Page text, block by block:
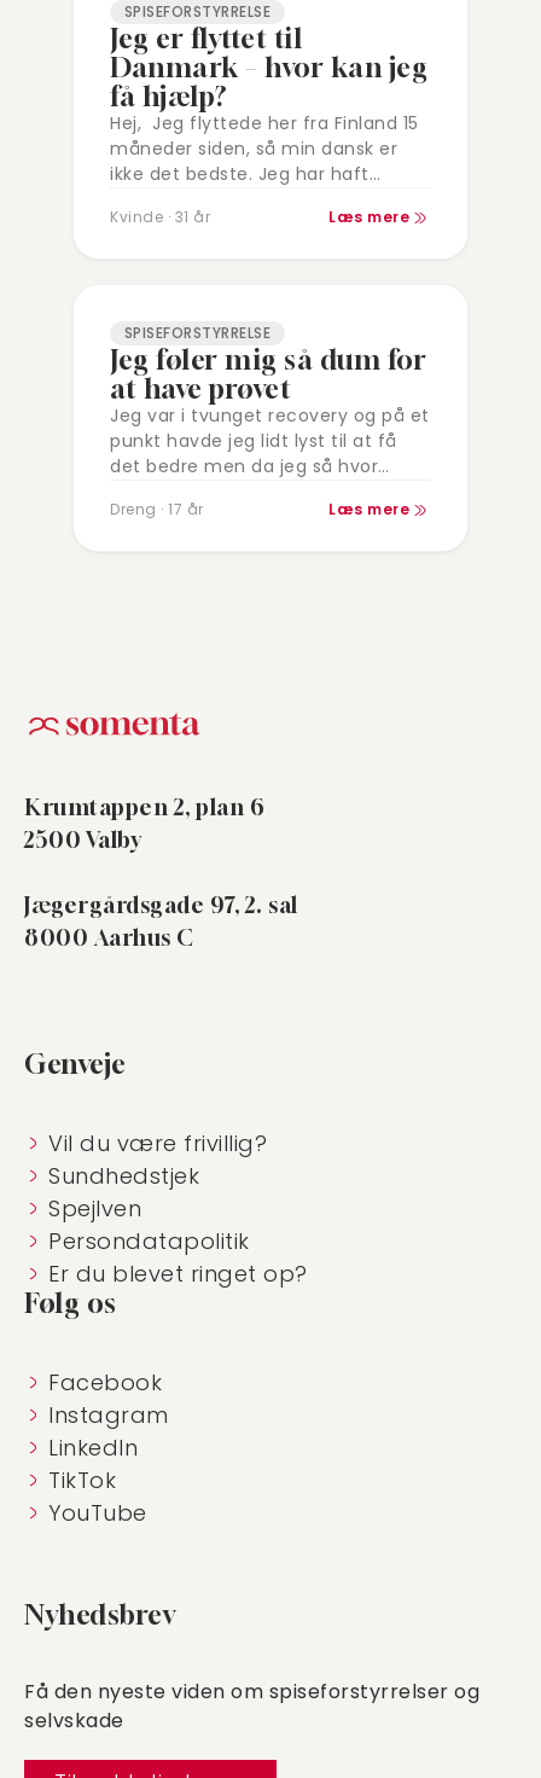
SPISEFORSTYRRELSE
Jeg er flyttet til
Danmark – hvor kan jeg
få hjælp?
Hej, Jeg flyttede her fra Finland 15
måneder siden, så min dansk er
ikke det bedste. Jeg har haft
var svært at blive taget alvorligt…
Kvinde · 31 år Læs mere
SPISEFORSTYRRELSE
Jeg føler mig så dum for
at have prøvet
Jeg var i tvunget recovery og på et
punkt havde jeg lidt lyst til at få
det bedre men da jeg så hvor
Dreng · 17 år Læs mere
Krumtappen 2, plan 6
2500 Valby
Jægergårdsgade 97, 2. sal
8000 Aarhus C
Genveje
Vil du være frivillig?
Sundhedstjek
Spejlven
Persondatapolitik
Er du blevet ringet op?
Følg os
Facebook
Instagram
LinkedIn
TikTok
YouTube
Nyhedsbrev
Få den nyeste viden om spiseforstyrrelser og
selvskade